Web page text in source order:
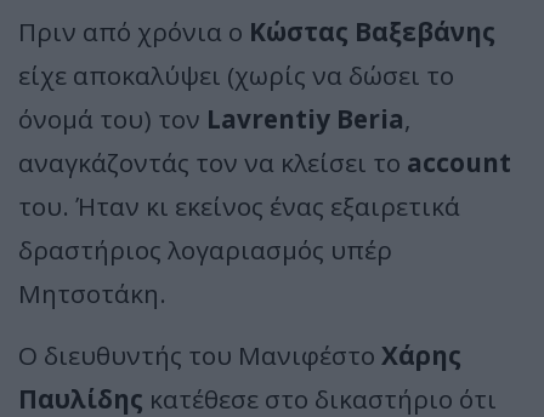
Πριν από χρόνια ο Κώστας Βαξεβάνης
είχε αποκαλύψει (χωρίς να δώσει το
όνομά του) τον Lavrentiy Beria,
αναγκάζοντάς τον να κλείσει το account
του. Ήταν κι εκείνος ένας εξαιρετικά
δραστήριος λογαριασμός υπέρ
Μητσοτάκη.
Ο διευθυντής του Μανιφέστο Χάρης
Παυλίδης κατέθεσε στο δικαστήριο ότι